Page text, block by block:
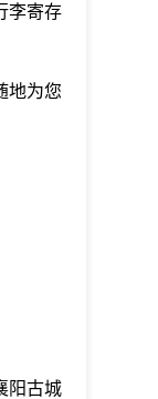
李寄存
地为您
阳古城